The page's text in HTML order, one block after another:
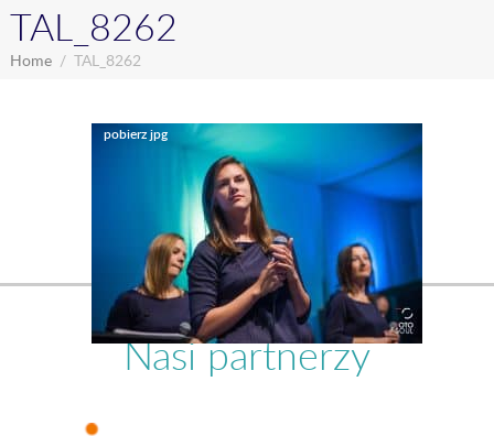
TAL_8262
Home TAL_8262
Nasi partnerzy